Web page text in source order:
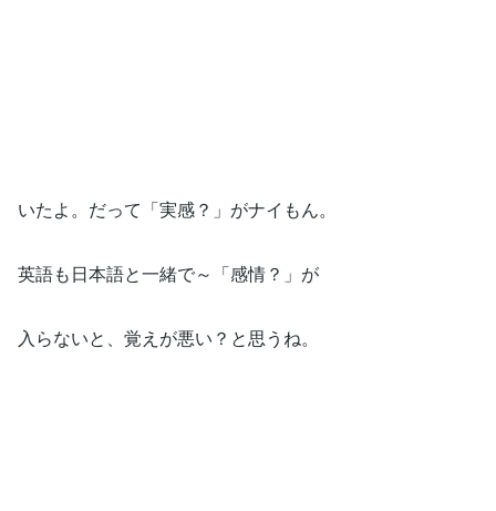
いたよ。だって「実感？」がナイもん。
英語も日本語と一緒で～「感情？」が
入らないと、覚えが悪い？と思うね。